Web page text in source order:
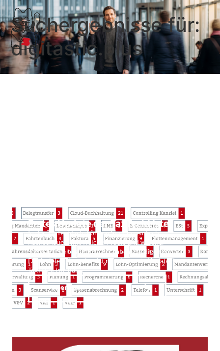
Suchergebnisse für:
digitastic.plus
Erstes Update der TaxTechListe
In der TaxTechListe können Sie ganz einfach
nachschauen, mit welchen Tools und welcher
Software Sie bestimmte Aufgaben erledigen können.
Dank vieler Tippgeber ist nun das erste Update der
TaxTechListe da: …
Weiterlesen